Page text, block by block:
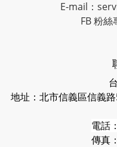
E-mail：
FB 粉絲
地址：北市信義區信義
電話：
傳真